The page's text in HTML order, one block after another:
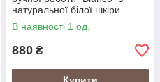
натуральної білої шкіри
В наявності 1 од.
880 ₴